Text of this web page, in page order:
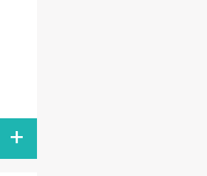
+